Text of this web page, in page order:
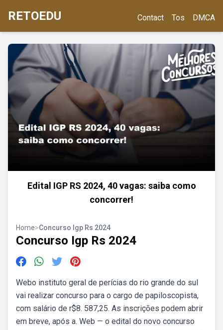
RETOEDU Contact Tos DMCA
Edital IGP RS 2024, 40 vagas: saiba como
concorrer!
Home>Concurso Igp Rs 2024
Concurso Igp Rs 2024
Webo instituto geral de perícias do rio grande do sul
vai realizar concurso para o cargo de papiloscopista,
com salário de r$8. 587,25. As inscrições podem abrir
em breve, após a. Web — o edital do novo concurso